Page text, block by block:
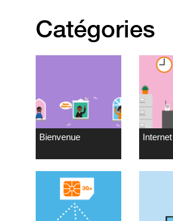
Catégories
Bienvenue